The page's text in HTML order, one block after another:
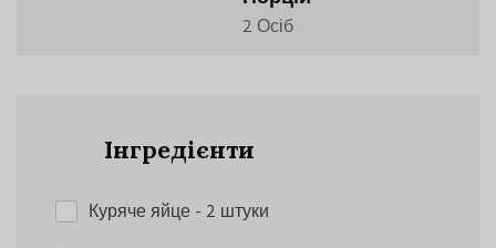
2 Осіб
Інгредієнти
Куряче яйце- 2 штуки